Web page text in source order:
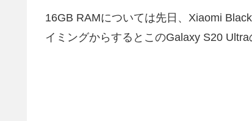
16GB RAMについては先日、Xiaomi
イミングからするとこのGalaxy S20